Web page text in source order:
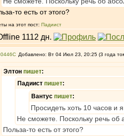
то есть от этого?
на этот пост: Падиист
Добавлено: Вт 04 Июл 23, 20:25 (3 года
Элтон пишет:
Падиист пишет:
Вантус пишет:
Просидеть хоть 10 часов и
Не сможете. Поскольку речь об
Польза-то есть от этого?